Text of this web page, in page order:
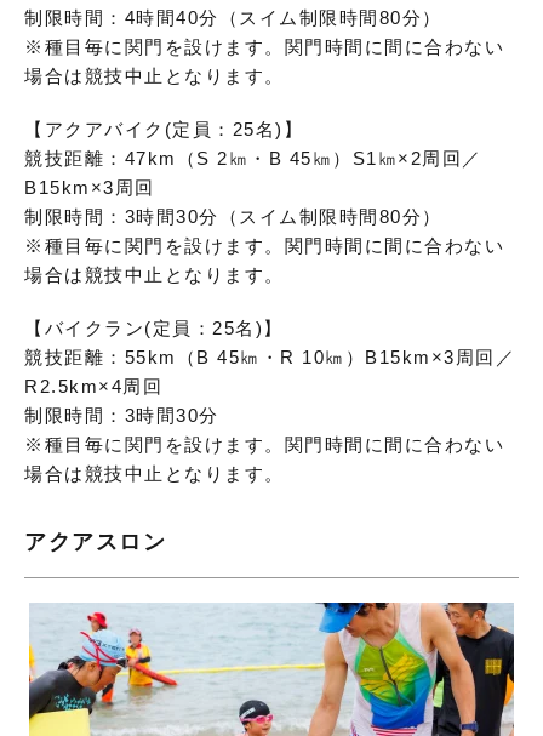
制限時間：4時間40分（スイム制限時間80分）
※種目毎に関門を設けます。関門時間に間に合わない
場合は競技中止となります。
【アクアバイク(定員：25名)】
競技距離：47km（S 2㎞・B 45㎞）S1㎞×2周回／
B15km×3周回
制限時間：3時間30分（スイム制限時間80分）
※種目毎に関門を設けます。関門時間に間に合わない
場合は競技中止となります。
【バイクラン(定員：25名)】
競技距離：55km（B 45㎞・R 10㎞）B15km×3周回／
R2.5km×4周回
制限時間：3時間30分
※種目毎に関門を設けます。関門時間に間に合わない
場合は競技中止となります。
アクアスロン